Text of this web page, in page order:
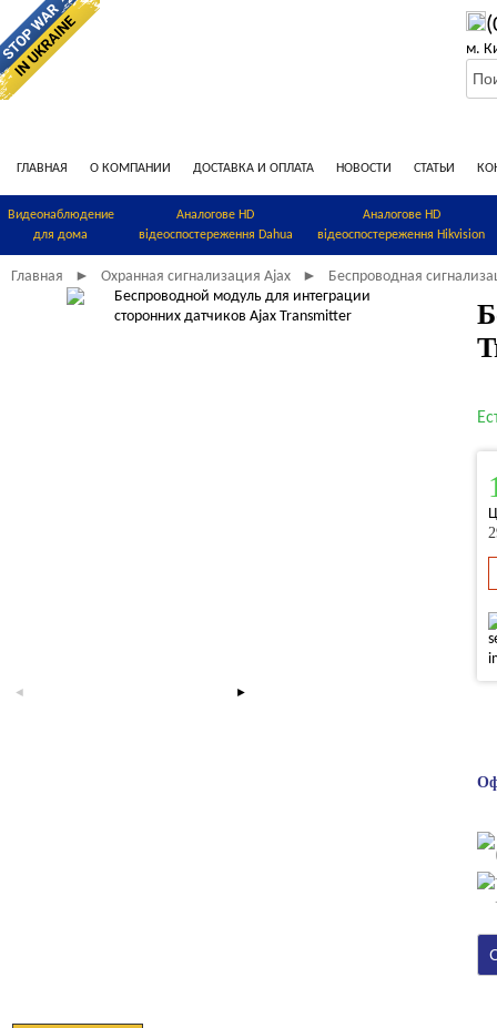
м.
ГЛАВНАЯ О КОМПАНИИ ДОСТАВКА И ОПЛАТА НОВОСТИ СТАТЬИ
Видеонаблюдение
для дома
Аналогове HD
відеоспостереження Dahua
Аналогове HD
відеоспостереження Hikvision
Главная ► Охранная сигнализация Ajax ► Беспроводная